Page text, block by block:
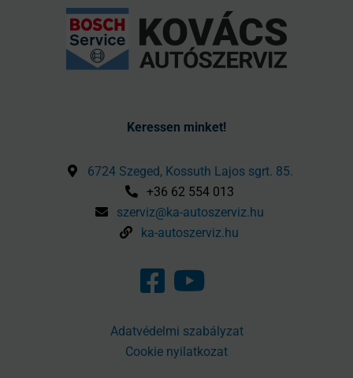
Keressen minket!
6724 Szeged, Kossuth Lajos sgrt. 85.
+36 62 554 013
szerviz@ka-autoszerviz.hu
ka-autoszerviz.hu
Adatvédelmi szabályzat
Cookie nyilatkozat